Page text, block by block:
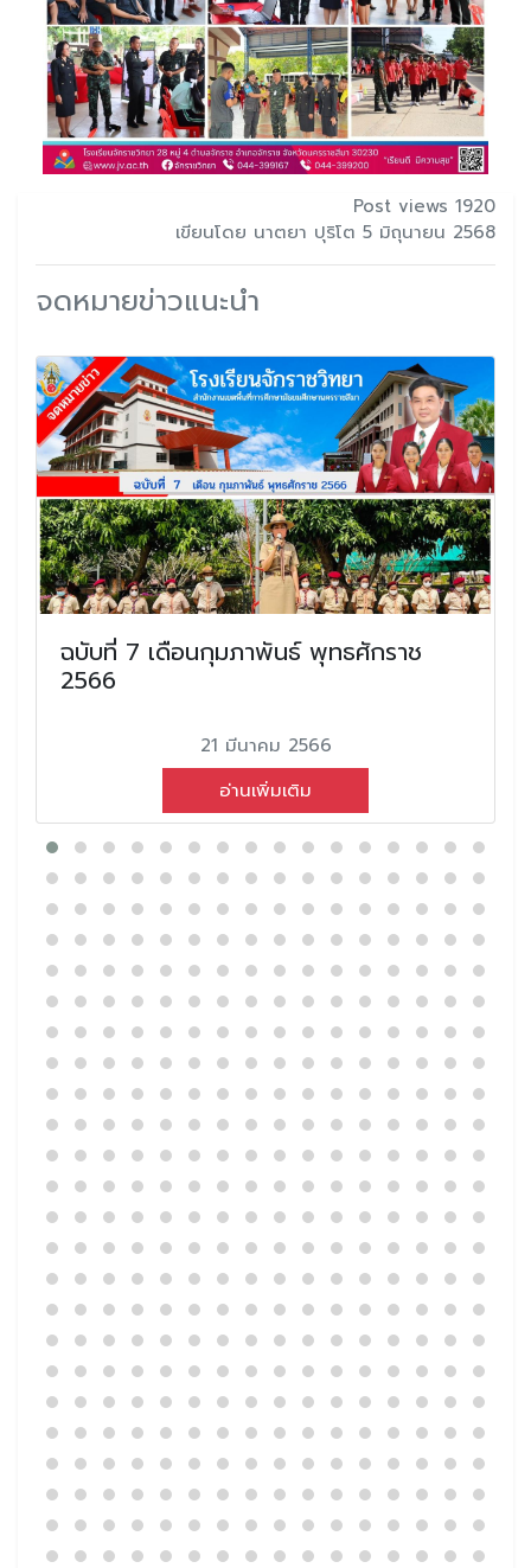
Post views 1920
เขียนโดย นาตยา ปุริโต 5 มิถุนายน 2568
จดหมายข่าวแนะนำ
ฉบับที่ 7 เดือนกุมภาพันธ์ พุทธศักราช
2566
21 มีนาคม 2566
อ่านเพิ่มเติม